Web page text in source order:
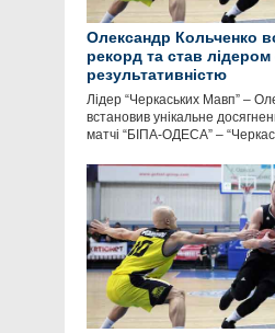
Олександр Кольченко
рекорд та став лідером
результативністю
Лідер “Черкаських Мавп” –
встановив унікальне
матчі “БІПА-ОДЕСА” –